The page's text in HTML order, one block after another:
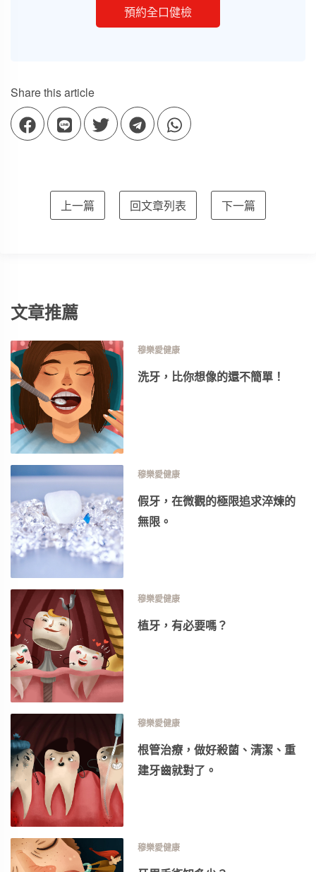
預約全口健檢
Share this article
上一篇 回文章列表 下一篇
文章推薦
穆樂愛健康
洗牙，比你想像的還不簡單！
穆樂愛健康
假牙，在微觀的極限追求淬煉的
無限。
穆樂愛健康
植牙，有必要嗎？
穆樂愛健康
根管治療，做好殺菌、清潔、重
建牙齒就對了。
穆樂愛健康